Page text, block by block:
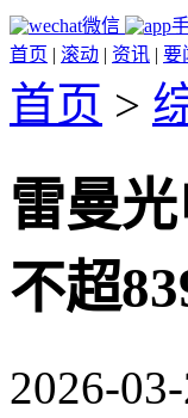
微信
首页 | 滚动 | 资讯 | 要
首页 >
雷曼
不超
2026-